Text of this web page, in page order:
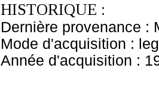
HISTORIQUE :
Dernière provenance :
Mode d'acquisition :
Année d'acquisition :